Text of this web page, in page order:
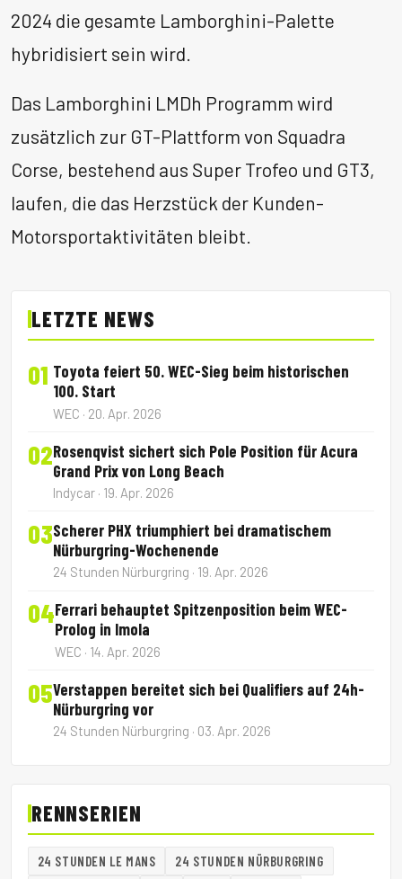
2024 die gesamte Lamborghini-Palette
hybridisiert sein wird.
Das Lamborghini LMDh Programm wird
zusätzlich zur GT-Plattform von Squadra
Corse, bestehend aus Super Trofeo und GT3,
laufen, die das Herzstück der Kunden-
Motorsportaktivitäten bleibt.
LETZTE NEWS
01 Toyota feiert 50. WEC-Sieg beim historischen
100. Start
WEC · 20. Apr. 2026
02Rosenqvist sichert sich Pole Position für Acura
Grand Prix von Long Beach
Indycar · 19. Apr. 2026
03Scherer PHX triumphiert bei dramatischem
Nürburgring-Wochenende
24 Stunden Nürburgring · 19. Apr. 2026
04Ferrari behauptet Spitzenposition beim WEC-
Prolog in Imola
WEC · 14. Apr. 2026
05Verstappen bereitet sich bei Qualifiers auf 24h-
Nürburgring vor
24 Stunden Nürburgring · 03. Apr. 2026
RENNSERIEN
24 STUNDEN LE MANS 24 STUNDEN NÜRBURGRING